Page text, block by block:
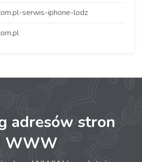
serwis-iphone-lodz
adresów stron
WWW